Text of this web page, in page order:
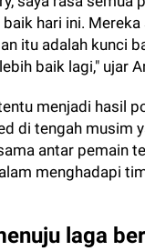
hari ini.
itu adalah kunci
baik lagi," ujar
menjadi hasil
di tengah musim
antar pemain
menghadapi
laga